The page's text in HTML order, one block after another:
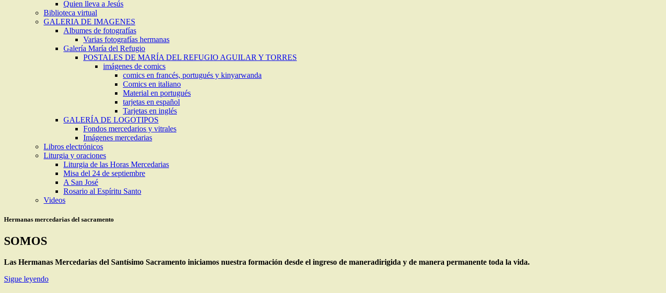
Quien lleva a Jesús
Biblioteca virtual
GALERIA DE IMAGENES
Albumes de fotografías
Varias fotografías hermanas
Galería María del Refugio
POSTALES DE MARÍA DEL REFUGIO AGUILAR Y TORRES
imágenes de comics
comics en francés, portugués y kinyarwanda
Comics en italiano
Material en portugués
tarjetas en español
Tarjetas en inglés
GALERÍA DE LOGOTIPOS
Fondos mercedarios y vitrales
Imágenes mercedarias
Libros electrónicos
Liturgia y oraciones
Liturgia de las Horas Mercedarias
Misa del 24 de septiembre
A San José
Rosario al Espíritu Santo
Videos
Hermanas mercedarias del sacramento
SOMOS
Las Hermanas Mercedarias del Santísimo Sacramento iniciamos nuestra formación desde el ingreso de maneradirigida y de manera permanente toda la vida.
Sigue leyendo